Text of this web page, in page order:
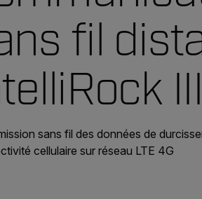
fil
III
sans fil des données de
cellulaire sur réseau LTE 4G